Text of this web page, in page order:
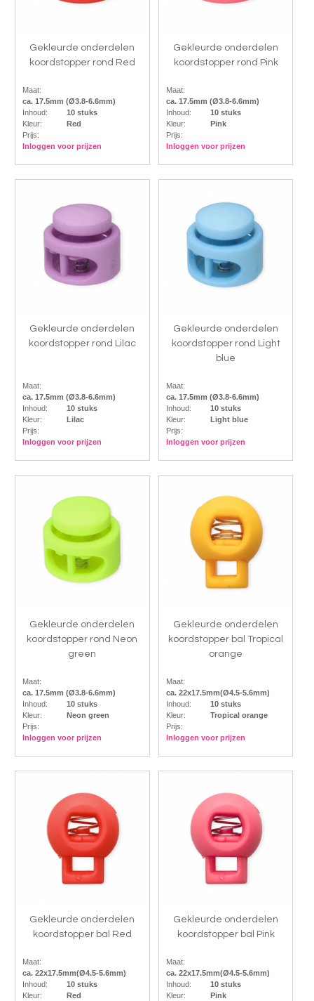
Gekleurde onderdelen
koordstopper rond Red
Maat:
ca. 17.5mm (Ø3.8-6.6mm)
Inhoud:
10 stuks
Kleur:
Red
Prijs:
Inloggen voor prijzen
Gekleurde onderdelen
koordstopper rond Pink
Maat:
ca. 17.5mm (Ø3.8-6.6mm)
Inhoud:
10 stuks
Kleur:
Pink
Prijs:
Inloggen voor prijzen
Gekleurde onderdelen
koordstopper rond Lilac
Maat:
ca. 17.5mm (Ø3.8-6.6mm)
Inhoud:
10 stuks
Kleur:
Lilac
Prijs:
Inloggen voor prijzen
Gekleurde onderdelen
koordstopper rond Light
blue
Maat:
ca. 17.5mm (Ø3.8-6.6mm)
Inhoud:
10 stuks
Kleur:
Light blue
Prijs:
Inloggen voor prijzen
Gekleurde onderdelen
koordstopper rond Neon
green
Maat:
ca. 17.5mm (Ø3.8-6.6mm)
Inhoud:
10 stuks
Kleur:
Neon green
Prijs:
Inloggen voor prijzen
Gekleurde onderdelen
koordstopper bal Tropical
orange
Maat:
ca. 22x17.5mm(Ø4.5-5.6mm)
Inhoud:
10 stuks
Kleur:
Tropical orange
Prijs:
Inloggen voor prijzen
Gekleurde onderdelen
koordstopper bal Red
Maat:
ca. 22x17.5mm(Ø4.5-5.6mm)
Inhoud:
10 stuks
Kleur:
Red
Gekleurde onderdelen
koordstopper bal Pink
Maat:
ca. 22x17.5mm(Ø4.5-5.6mm)
Inhoud:
10 stuks
Kleur:
Pink